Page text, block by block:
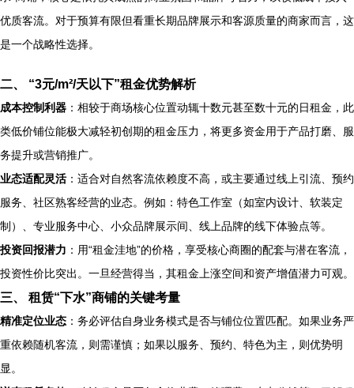
优质客流。对于预算有限但看重长期品牌展示和客源质量的商家而言，这
是一个战略性选择。
二、 “3元/m²/天以下”租金优势解析
成本控制利器 ：相较于商场核心位置动辄十数元甚至数十元的日租金，此
类低价铺位能极大减轻初创期的租金压力，将更多资金用于产品打磨、服
务提升或营销推广。
业态适配灵活 ：适合对自然客流依赖度不高，或主要通过线上引流、预约
服务、社区熟客经营的业态。例如：特色工作室（如室内设计、软装定
制）、专业服务中心、小众品牌展示间、线上品牌的线下体验点等。
投资回报潜力 ：用“租金洼地”的价格，享受核心商圈的配套与潜在客流，
投资性价比突出。一旦经营得当，其租金上涨空间和资产增值潜力可观。
三、 租赁“下水”商铺的关键考量
精准定位业态 ：务必评估自身业务模式是否与铺位位置匹配。如果业务严
重依赖随机客流，则需谨慎；如果以服务、预约、特色为主，则优势明
显。